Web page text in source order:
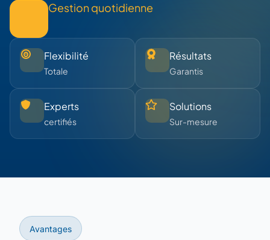
Gestion quotidienne
Flexibilité
Totale
Résultats
Garantis
Experts
certifiés
Solutions
Sur-mesure
Avantages